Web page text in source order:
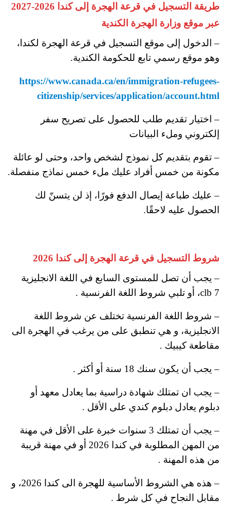
طريقة التسجيل في قرعة الهجرة إلى كندا 2026-2027
عبر موقع وزارة الهجرة الكندية
– الدخول إلى موقع التسجيل في قرعة الهجرة لكندا،
وهو موقع رسمي تابع للحكومة الكندية.
https://www.canada.ca/en/immigration-refugees-
citizenship/services/application/account.html
– اختيار تقديم طلب للحصول على تصريح سفر
إلكتروني وملء البيانات
– تقوم بتقديم كل نموذج لشخص واحد، وحتى لو عائلة
مكونة من خمس أفراد عليك ملء خمس نماذج منفصلة.
– عليك طباعة إيصال الدفع فورًا، إذ لن يتسنّ لك
الحصول عليه لاحقًا.
شروط التسجيل في قرعة الهجرة إلى كندا 2026
– يجب أن تصل للمستوى السابع في اللغة الانجليزية
clb 7، أو تلبي شروط اللغة الفرنسية .
– شروط اللغة الفرنسية تختلف عن شروط اللغة
الانجليزية، و هي تنطبق على من يرغب في الهجرة الى
مقاطعة كيبيك .
– يجب أن يكون سنك 18 سنة أو أكثر .
– يجب ان تمتلك شهادة دراسية بما يعادل معهد أو
دبلوم يعادل دبلوم كندي على الأقل .
– يجب أن تمتلك 3 سنوات خبرة على الأقل في مهنة
من المهن المطلوبة في كندا 2026 أو في مهنة قريبة
من هذه المهنة .
– هذه هي الشروط الأساسية للهجرة الى كندا 2026، و
مقابل النجاح في كل شرط .